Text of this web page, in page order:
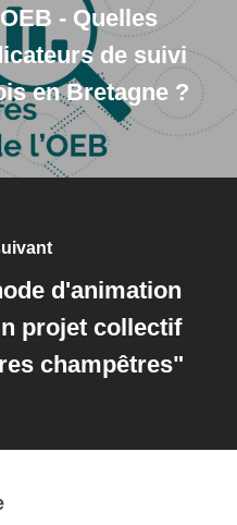
- Quelles
de suivi
en Bretagne ?
d'animation
projet collectif
champêtres"